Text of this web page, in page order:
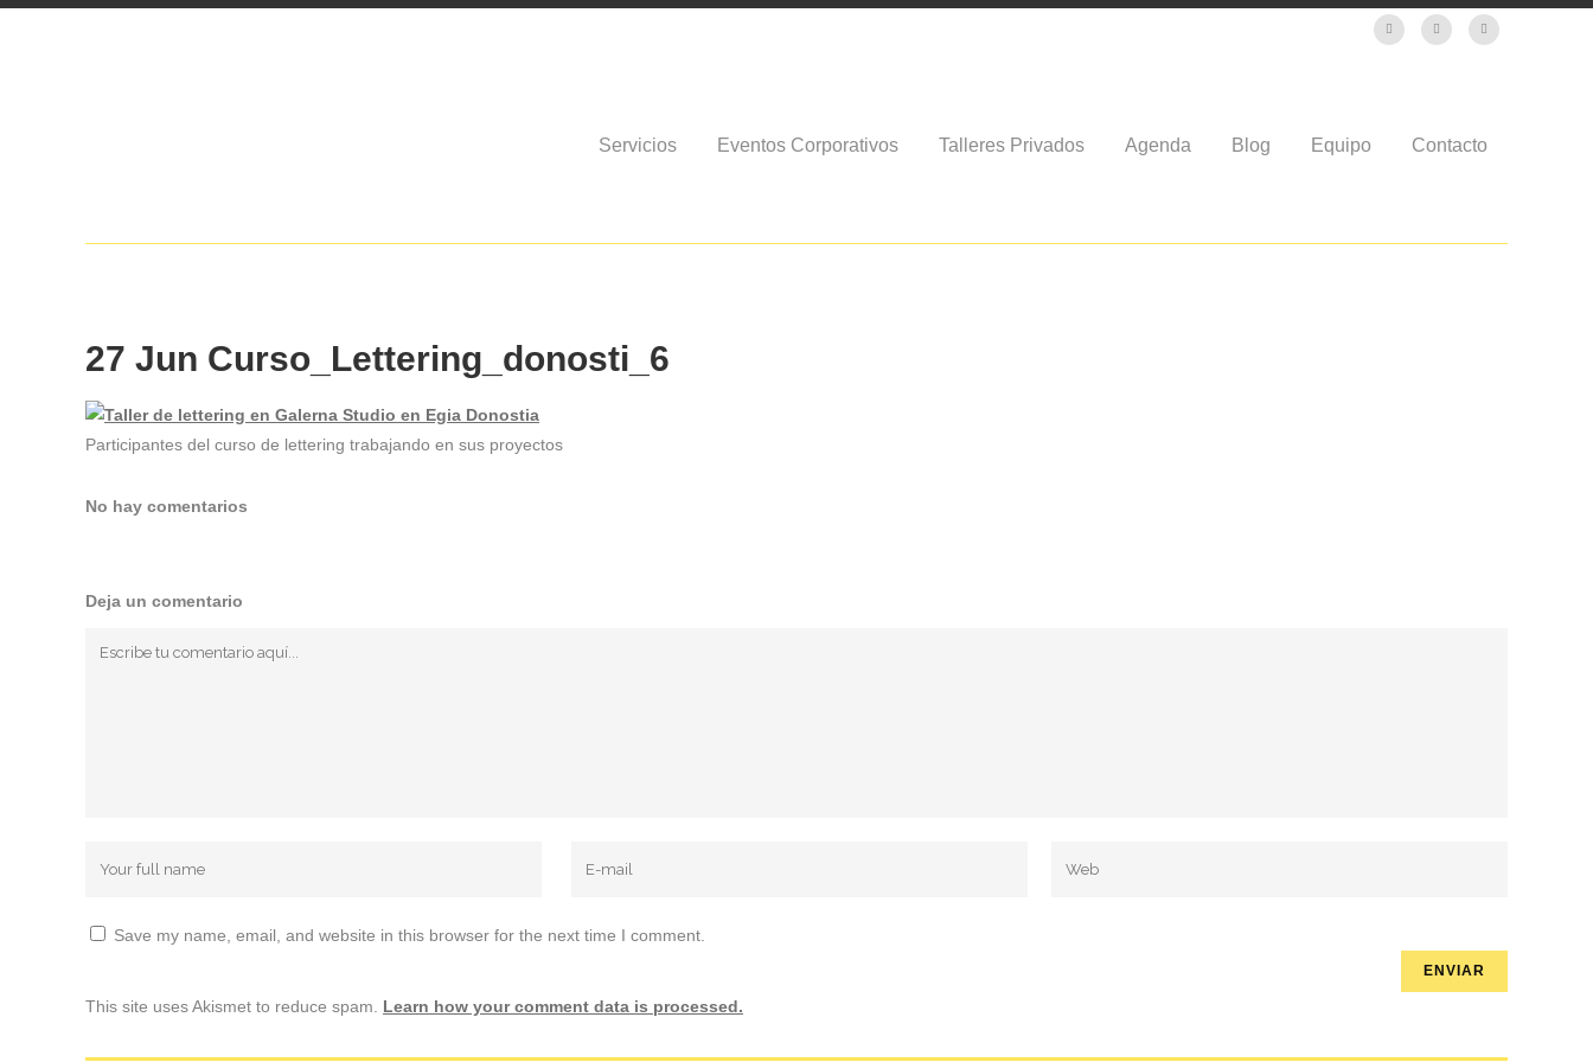
Servicios Eventos Corporativos Talleres Privados Agenda Blog Equipo Contacto
27 Jun Curso_Lettering_donosti_6
Participantes del curso de lettering trabajando en sus proyectos
No hay comentarios
Deja un comentario
Save my name, email, and website in this browser for the next time I comment.
This site uses Akismet to reduce spam. Learn how your comment data is processed.